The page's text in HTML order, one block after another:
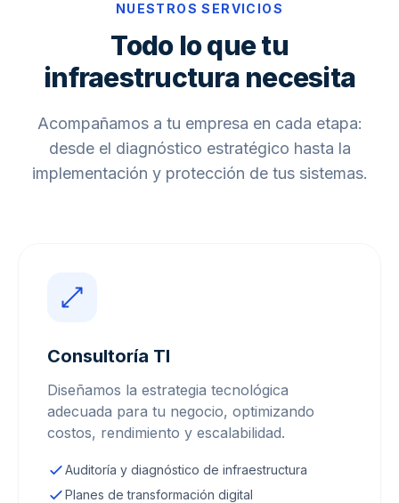
NUESTROS SERVICIOS
Todo lo que tu
infraestructura necesita
Acompañamos a tu empresa en cada etapa:
desde el diagnóstico estratégico hasta la
implementación y protección de tus sistemas.
Consultoría TI
Diseñamos la estrategia tecnológica
adecuada para tu negocio, optimizando
costos, rendimiento y escalabilidad.
Auditoría y diagnóstico de infraestructura
Planes de transformación digital